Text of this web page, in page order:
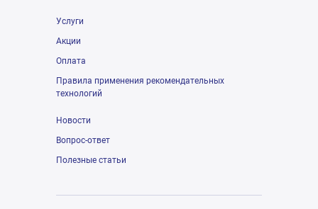
Услуги
Акции
Оплата
Правила применения рекомендательных
технологий
Новости
Вопрос-ответ
Полезные статьи